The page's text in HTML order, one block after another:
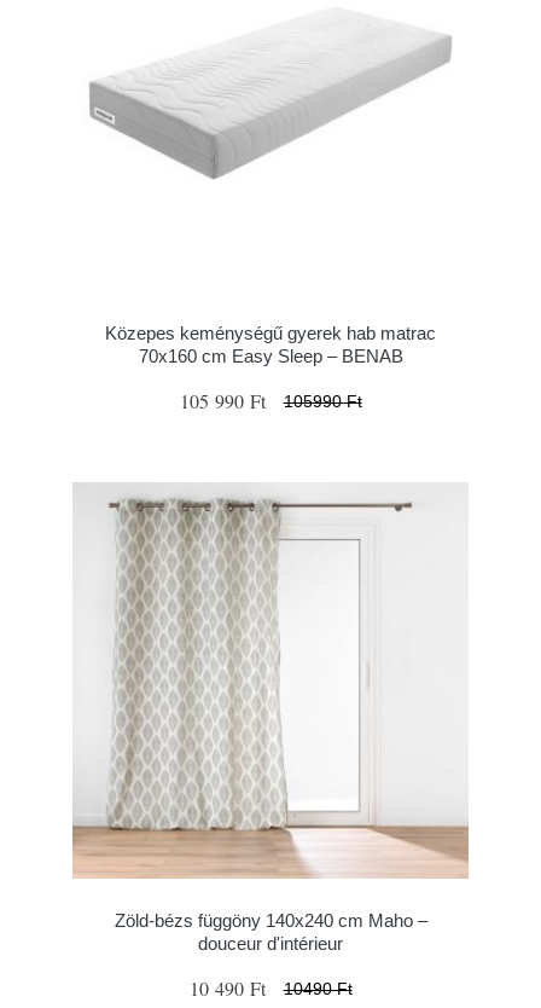
Közepes keménységű gyerek hab matrac
70x160 cm Easy Sleep – BENAB
105 990 Ft 105990 Ft
Zöld-bézs függöny 140x240 cm Maho –
douceur d'intérieur
10 490 Ft 10490 Ft